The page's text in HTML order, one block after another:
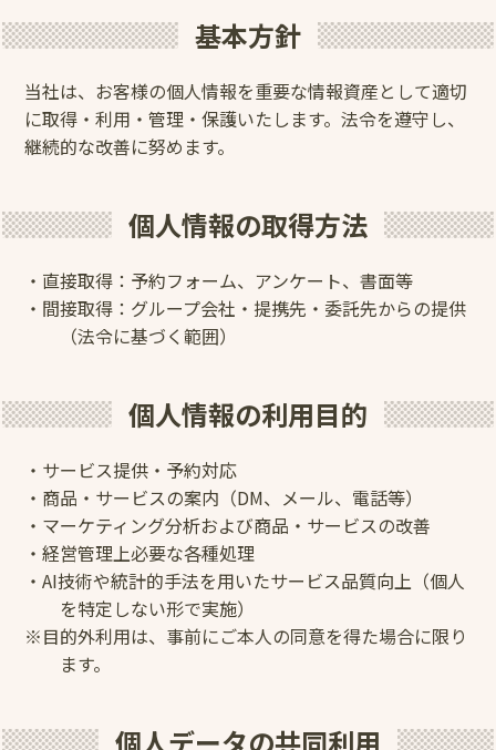
基本方針
当社は、お客様の個人情報を重要な情報資産として適切
に取得・利用・管理・保護いたします。法令を遵守し、
継続的な改善に努めます。
個人情報の取得方法
・直接取得：予約フォーム、アンケート、書面等
・間接取得：グループ会社・提携先・委託先からの提供
（法令に基づく範囲）
個人情報の利用目的
・サービス提供・予約対応
・商品・サービスの案内（DM、メール、電話等）
・マーケティング分析および商品・サービスの改善
・経営管理上必要な各種処理
・AI技術や統計的手法を用いたサービス品質向上（個人
を特定しない形で実施）
※目的外利用は、事前にご本人の同意を得た場合に限り
ます。
個人データの共同利用